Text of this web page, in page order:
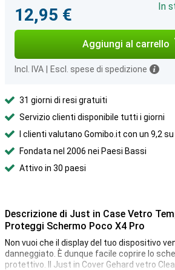
12,95 €
In
Aggiungi al carrello
Incl. IVA Escl. spese di spedizione
31 giorni di resi gratuiti
Servizio clienti disponibile tutti i giorni
I clienti valutano Gomibo.it con un 9,2
Fondata nel 2006 nei Paesi Bassi
Attivo in 30 paesi
Descrizione di Just in Case Vetro
Proteggi Schermo Poco X4 Pro
Non vuoi che il display del tuo dispositivo
danneggiato. È dunque facile coprire lo
protettivo. Il Just in Cover Gehard vetro